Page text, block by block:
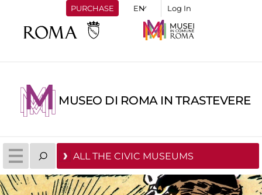
PURCHASE Log In
MUSEO DI ROMA IN TRASTEVERE
ALL THE CIVIC MUSEUMS